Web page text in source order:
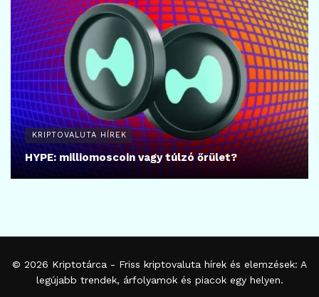
KRIPTOVALUTA HÍREK
HYPE: milliomoscoin vagy túlzó őrület?
© 2026 Kriptotárca - Friss kriptovaluta hírek és elemzések: A
legújabb trendek, árfolyamok és piacok egy helyen.